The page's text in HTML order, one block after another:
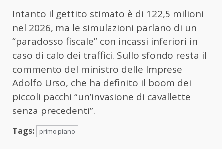
Intanto il gettito stimato è di 122,5 milioni
nel 2026, ma le simulazioni parlano di un
“paradosso fiscale” con incassi inferiori in
caso di calo dei traffici. Sullo sfondo resta il
commento del ministro delle Imprese
Adolfo Urso, che ha definito il boom dei
piccoli pacchi “un’invasione di cavallette
senza precedenti”.
Tags: primo piano